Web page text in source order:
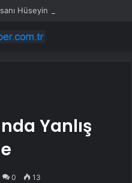
Yanlış
0 13